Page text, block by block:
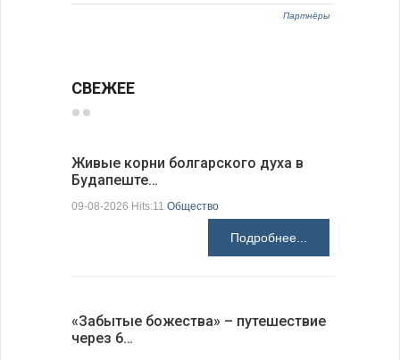
Партнёры
СВЕЖЕЕ
Живые корни болгарского духа в
Будапеште…
09-08-2026 Hits:11 Общество
Подробнее...
«Забытые божества» – путешествие
через 6…